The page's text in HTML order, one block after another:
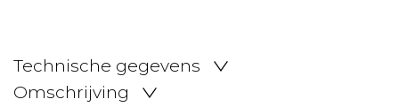
Technische gegevens
Omschrijving